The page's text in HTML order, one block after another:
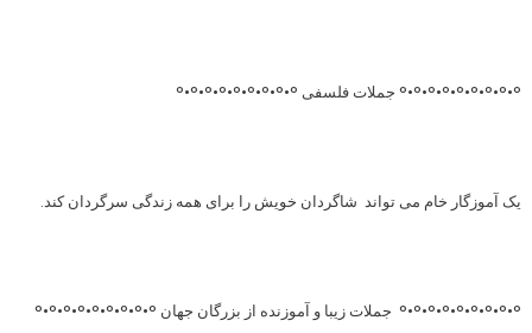
°•°•°•°•°•°•°•°•° جملات فلسفی °•°•°•°•°•°•°•°•°
یک آموزگار خام می تواند شاگردان خویش را برای همه زندگی سرگردان کند.
°•°•°•°•°•°•°•°•° جملات زیبا و آموزنده از بزرگان جهان °•°•°•°•°•°•°•°•°